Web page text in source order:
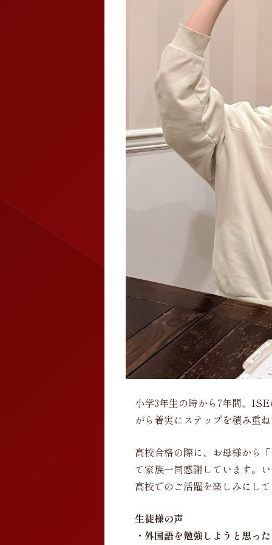
小学3年生の時から7年間、
がら着実にステップを積み重
高校合格の際に、お母様から
て家族一同感謝しています。
高校でのご活躍を楽しみにし
生徒様の声
・外国語を勉強しようと思っ